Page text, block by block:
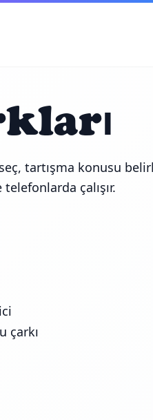
tartışma konusu
telefonlarda çalışır.
çarkı